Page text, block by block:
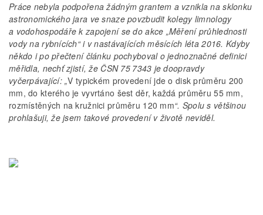
Práce nebyla podpořena žádným grantem a vznikla na sklonku
astronomického jara ve snaze povzbudit kolegy limnology
a vodohospodáře k zapojení se do akce „Měření průhlednosti
vody na rybnících“ i v nastávajících měsících léta 2016. Kdyby
někdo i po přečtení článku pochyboval o jednoznačné definici
měřidla, nechť zjistí, že ČSN 75 7343 je doopravdy
vyčerpávající: „V typickém provedení jde o disk průměru 200
mm, do kterého je vyvrtáno šest děr, každá průměru 55 mm,
rozmístěných na kružnici průměru 120 mm“. Spolu s většinou
prohlašuji, že jsem takové provedení v životě neviděl.